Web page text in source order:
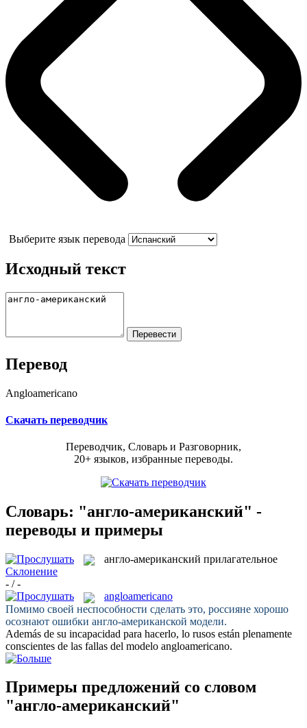
Выберите язык перевода
Исходный текст
Перевод
Angloamericano
Скачать переводчик
Переводчик, Словарь и Разговорник,
20+ языков, избранные переводы.
Словарь: "англо-американский" -
переводы и примеры
англо-американский прилагательное
Склонение
- / -
angloamericano
Помимо своей неспособности сделать это, россияне хорошо
осознают ошибки англо-американской модели.
Además de su incapacidad para hacerlo, lo rusos están plenamente
conscientes de las fallas del modelo angloamericano.
Примеры предложений со словом
"англо-американский"